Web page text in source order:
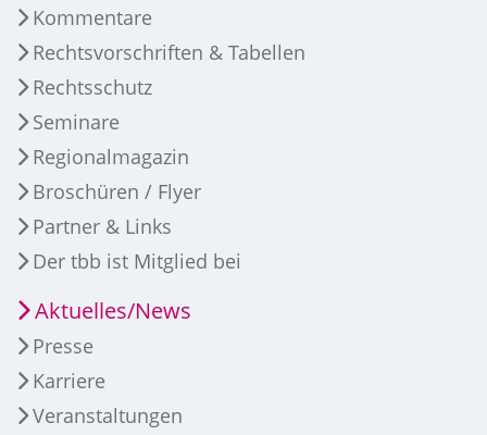
Kommentare
Rechtsvorschriften & Tabellen
Rechtsschutz
Seminare
Regionalmagazin
Broschüren / Flyer
Partner & Links
Der tbb ist Mitglied bei
Aktuelles/News
Presse
Karriere
Veranstaltungen